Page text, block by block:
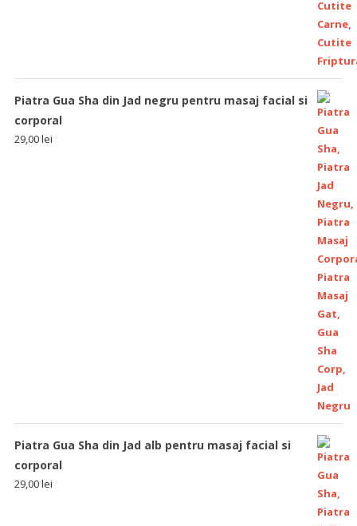
Piatra Gua Sha din Jad negru pentru masaj facial si
corporal
29,00lei
Piatra Gua Sha din Jad alb pentru masaj facial si
corporal
29,00lei